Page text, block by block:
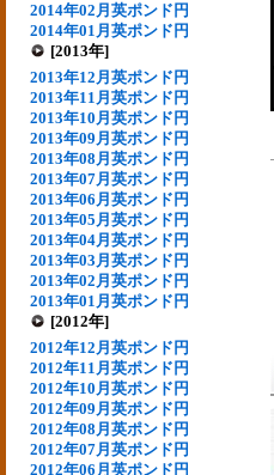
2014年02月英ポンド円
2014年01月英ポンド円
[2013年]
2013年12月英ポンド円
2013年11月英ポンド円
2013年10月英ポンド円
2013年09月英ポンド円
2013年08月英ポンド円
2013年07月英ポンド円
2013年06月英ポンド円
2013年05月英ポンド円
2013年04月英ポンド円
2013年03月英ポンド円
2013年02月英ポンド円
2013年01月英ポンド円
[2012年]
2012年12月英ポンド円
2012年11月英ポンド円
2012年10月英ポンド円
2012年09月英ポンド円
2012年08月英ポンド円
2012年07月英ポンド円
2012年06月英ポンド円